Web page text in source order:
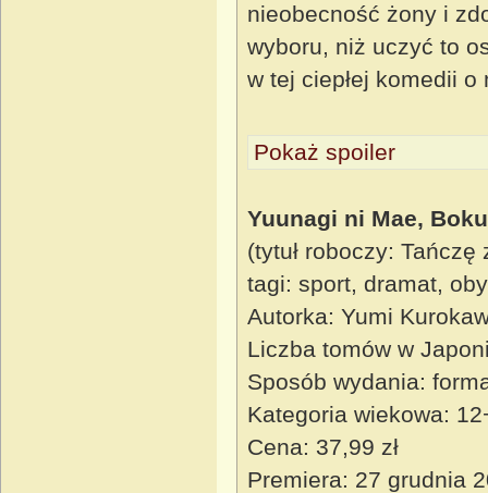
nieobecność żony i
wyboru, niż uczyć to
w tej ciepłej komedii o
Pokaż spoiler
Yuunagi ni Mae,
(tytuł roboczy:
tagi: sport, dramat,
Autorka: Yumi
Liczba tomów w
Sposób wydania:
Kategoria wiekowa:
Cena: 37,99 zł
Premiera: 27 grudnia